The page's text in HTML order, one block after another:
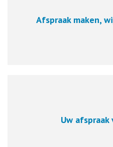
Afspraak maken,
Uw